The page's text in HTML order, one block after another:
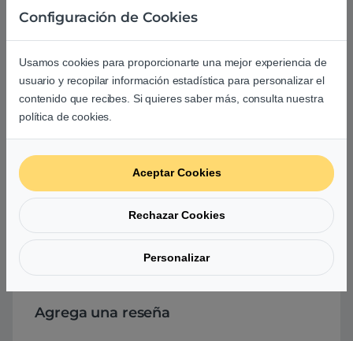
Basado en 0 reseñas
0
0
Agrega una reseña
Configuración de Cookies
Usamos cookies para proporcionarte una mejor experiencia de
usuario y recopilar información estadística para personalizar el
contenido que recibes. Si quieres saber más, consulta nuestra
política de cookies.
Aceptar Cookies
Rechazar Cookies
Personalizar